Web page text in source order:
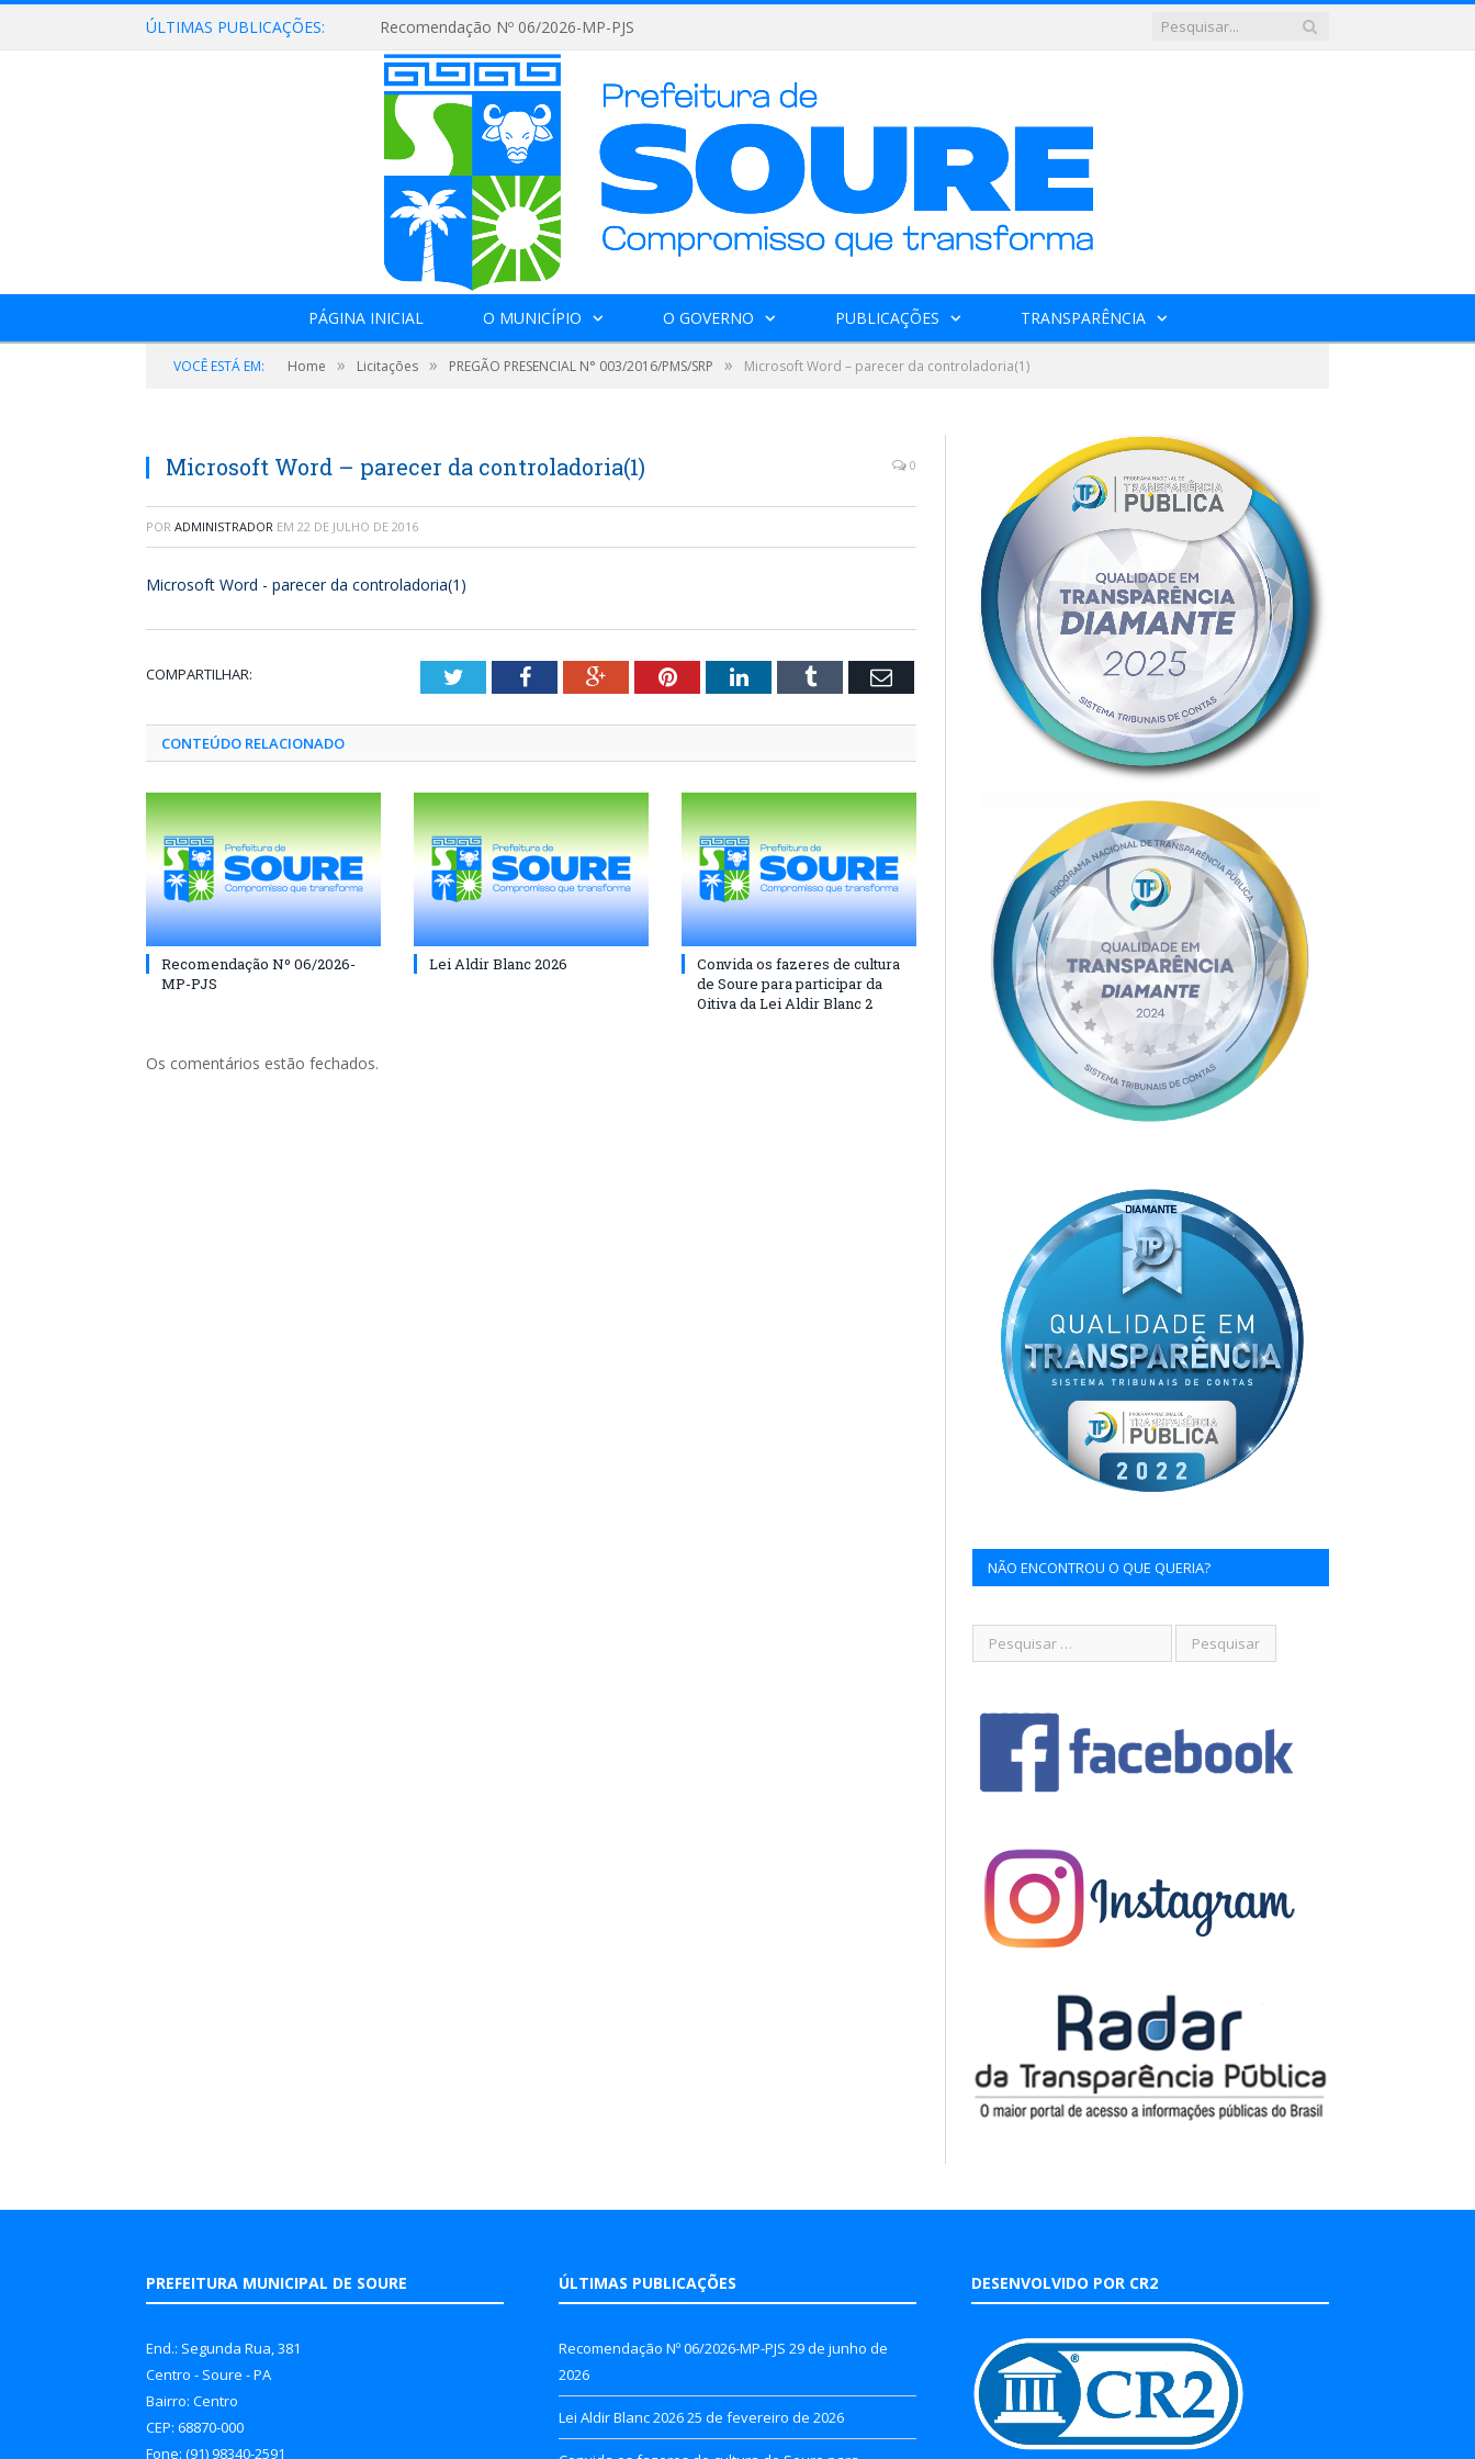
ÚLTIMAS PUBLICAÇÕES: Recomendação Nº 06/2026-MP-PJS
PÁGINA INICIAL O MUNICÍPIO O GOVERNO PUBLICAÇÕES TRANSPARÊNCIA
VOCÊ ESTÁ EM: Home » Licitações » PREGÃO PRESENCIAL N° 003/2016/PMS/SRP » Microsoft Word – parecer da controladoria(1)
Microsoft Word – parecer da controladoria(1) 0
POR ADMINISTRADOR EM 22 DE JULHO DE 2016
Microsoft Word - parecer da controladoria(1)
COMPARTILHAR: TwitterFacebookGoogle+PinterestLinkedInTumblr Email
CONTEÚDO RELACIONADO
Recomendação Nº 06/2026-
MP-PJS
Lei Aldir Blanc 2026
Convida os fazeres de cultura
de Soure para participar da
Oitiva da Lei Aldir Blanc 2
Os comentários estão fechados.
NÃO ENCONTROU O QUE QUERIA?
PREFEITURA MUNICIPAL DE SOURE
End.: Segunda Rua, 381
Centro - Soure - PA
Bairro: Centro
CEP: 68870-000
Fone: (91) 98340-2591
ÚLTIMAS PUBLICAÇÕES
Recomendação Nº 06/2026-MP-PJS 29 de junho de
2026
Lei Aldir Blanc 202625 de fevereiro de 2026
DESENVOLVIDO POR CR2